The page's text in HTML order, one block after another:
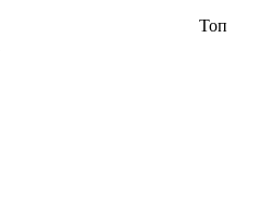
Топ